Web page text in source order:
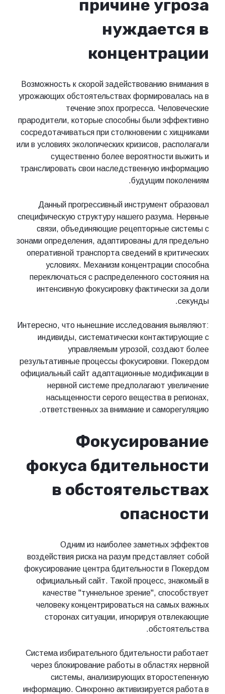
причине угроза
нуждается в
концентрации
Возможность к скорой задействованию внимания в
угрожающих обстоятельствах формировалась на в
течение эпох прогресса. Человеческие
прародители, которые способны были эффективно
сосредотачиваться при столкновении с хищниками
или в условиях экологических кризисов, располагали
существенно более вероятности выжить и
транслировать свои наследственную информацию
будущим поколениям.
Данный прогрессивный инструмент образовал
специфическую структуру нашего разума. Нервные
связи, объединяющие рецепторные системы с
зонами определения, адаптированы для предельно
оперативной транспорта сведений в критических
условиях. Механизм концентрации способна
переключаться с распределенного состояния на
интенсивную фокусировку фактически за доли
секунды.
Интересно, что нынешние исследования выявляют:
индивиды, систематически контактирующие с
управляемым угрозой, создают более
результативные процессы фокусировки. Покердом
официальный сайт адаптационные модификации в
нервной системе предполагают увеличение
насыщенности серого вещества в регионах,
ответственных за внимание и саморегуляцию.
Фокусирование
фокуса бдительности
в обстоятельствах
опасности
Одним из наиболее заметных эффектов
воздействия риска на разум представляет собой
фокусирование центра бдительности в Покердом
официальный сайт. Такой процесс, знакомый в
качестве "туннельное зрение", способствует
человеку концентрироваться на самых важных
сторонах ситуации, игнорируя отвлекающие
обстоятельства.
Система избирательного бдительности работает
через блокирование работы в областях нервной
системы, анализирующих второстепенную
информацию. Синхронно активизируется работа в